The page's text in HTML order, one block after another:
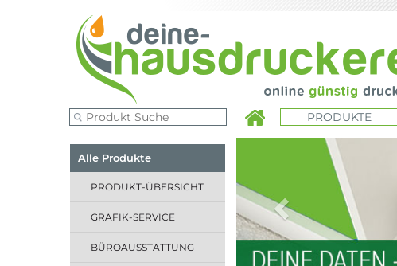
PRODUKTE
Alle Produkte
PRODUKT-ÜBERSICHT
GRAFIK-SERVICE
BÜROAUSSTATTUNG
Previous